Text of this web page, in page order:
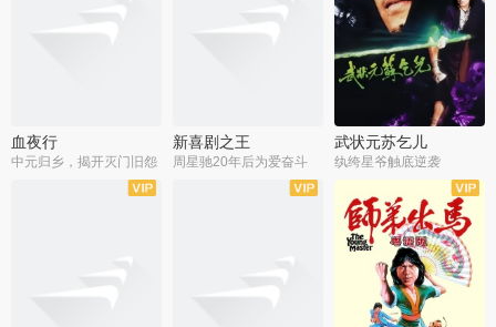
血夜行
中元归乡，揭开灭门旧怨
新喜剧之王
周星驰20年后为爱奋斗
武状元苏乞儿
纨绔星爷触底逆袭